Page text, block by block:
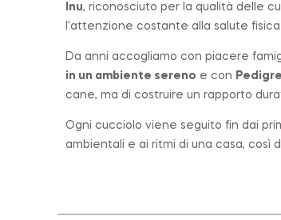
Inu, riconosciuto per la qualità delle
l’attenzione costante alla salute
Da anni accogliamo con piacere
in un ambiente sereno e con
cane, ma di costruire un rapporto
Ogni cucciolo viene seguito fin dai
ambientali e ai ritmi di una casa, così